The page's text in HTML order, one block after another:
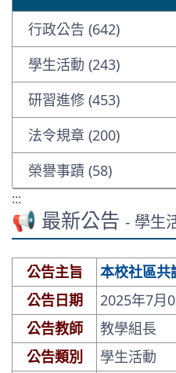
行政公告 (642)
學生活動 (243)
研習進修 (453)
法令規章 (200)
榮譽事蹟 (58)
:::
📢 最新公告 - 學生
公告主旨
本校社區共
公告日期
2025年7月
公告教師
教學組長
公告類別
學生活動